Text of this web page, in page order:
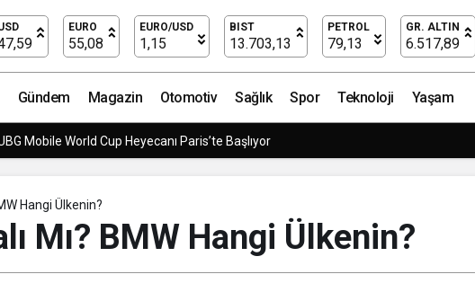
EURO
55,08
EURO/USD
1,15
BIST
13.703,13
PETROL
79,13
GR. ALTIN
6.517,89
Gündem Magazin Otomotiv Sağlık Spor Teknoloji Yaşam
Mobile World Cup Heyecanı Paris’te Başlıyor
Hangi Ülkenin?
Mı? BMW Hangi Ülkenin?
Hangi Ülkenin?